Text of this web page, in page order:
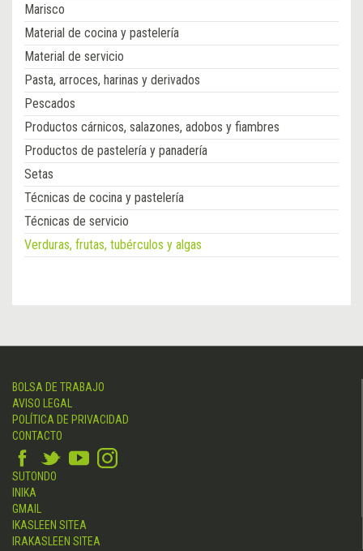
Marisco
Material de cocina y pastelería
Material de servicio
Pasta, arroces, harinas y derivados
Pescados
Productos cárnicos, salazones, adobos y fiambres
Productos de pastelería y panadería
Setas
Técnicas de cocina y pastelería
Técnicas de servicio
Verduras, frutas, tubérculos y algas
BOLSA DE TRABAJO
AVISO LEGAL
POLÍTICA DE PRIVACIDAD
CONTACTO
SUTONDO
INIKA
GMAIL
IKASLEEN SITEA
IRAKASLEEN SITEA